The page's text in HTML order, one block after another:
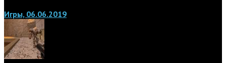
Игры, 06.06.2019